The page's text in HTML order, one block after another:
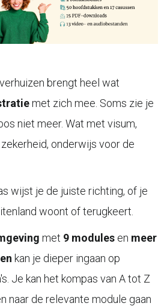
brengt heel wat
met zich mee. Soms zie je
niet meer. Wat met visum,
onderwijs voor de
wijst je de juiste richting, of je
woont of terugkeert.
met 9 modules en meer
kan je dieper ingaan op
Je kan het kompas van A tot Z
naar de relevante module gaan